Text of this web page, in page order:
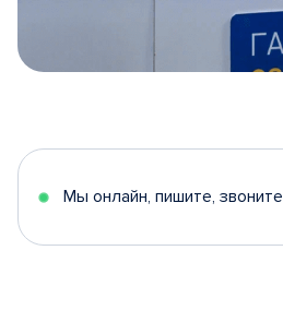
5
Мы онлайн, пишите, звоните